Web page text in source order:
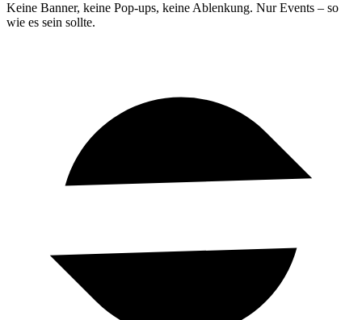
Keine Banner, keine Pop-ups, keine Ablenkung. Nur Events – so
wie es sein sollte.